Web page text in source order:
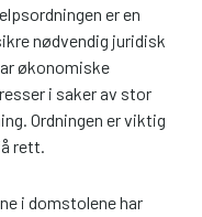
er en
nødvendig juridisk
økonomiske
i saker av stor
Ordningen er viktig
rett.
i domstolene har